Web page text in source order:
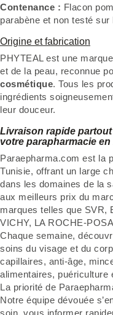
Contenance : Flacon
parabène et non testé sur
Origine et fabrication
PHYTEAL est une
et de la peau, reconnue
cosmétique. Tous les
ingrédients
leur douceur.
Livraison rapide
votre parapharmacie
Paraepharma.com est la
Tunisie, offrant un large
dans les domaines de la
aux meilleurs prix du
marques telles que SVR,
VICHY, LA ROCHE-
Chaque semaine,
soins du visage et du
capillaires, anti-âge,
alimentaires, puériculture
La priorité de
Notre équipe dévouée
soin, vous informer